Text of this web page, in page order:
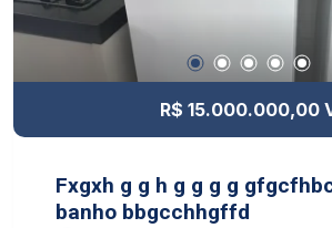
R$ 15.000.000,00
Fxgxh g g h g g g g
banho bbgcchhgffd